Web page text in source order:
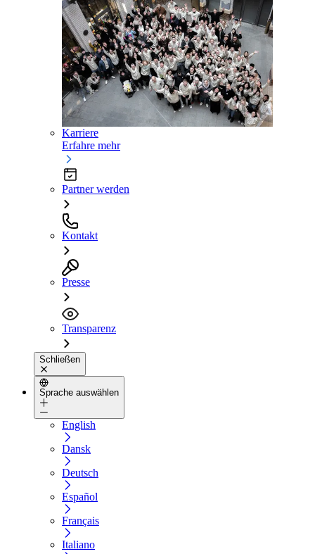
Karriere
Erfahre mehr
Partner werden
Kontakt
Presse
Transparenz
Schließen
Sprache auswählen
English
Dansk
Deutsch
Español
Français
Italiano